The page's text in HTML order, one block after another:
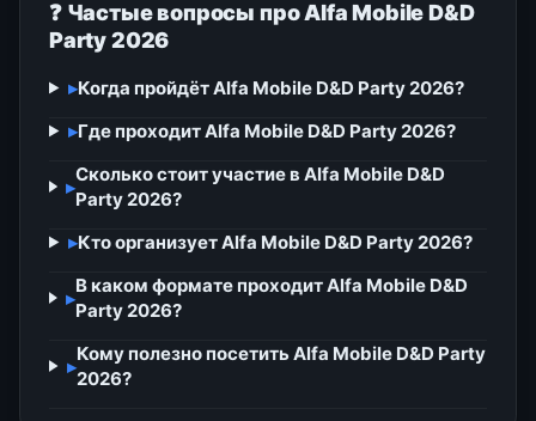
❓ Частые вопросы про Alfa Mobile D&D
Party 2026
▸Когда пройдёт Alfa Mobile D&D Party 2026?
▸Где проходит Alfa Mobile D&D Party 2026?
▸
Сколько стоит участие в Alfa Mobile D&D
Party 2026?
▸Кто организует Alfa Mobile D&D Party 2026?
▸
В каком формате проходит Alfa Mobile D&D
Party 2026?
▸
Кому полезно посетить Alfa Mobile D&D Party
2026?